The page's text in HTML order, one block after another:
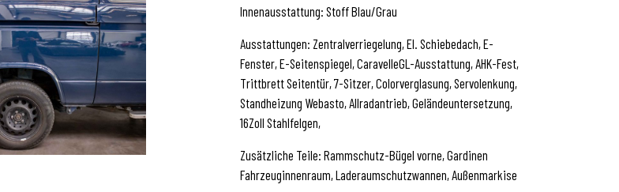
Innenausstattung: Stoff Blau/Grau
Ausstattungen: Zentralverriegelung, El. Schiebedach, E-
Fenster, E-Seitenspiegel, CaravelleGL-Ausstattung, AHK-Fest,
Trittbrett Seitentür, 7-Sitzer, Colorverglasung, Servolenkung,
Standheizung Webasto, Allradantrieb, Geländeuntersetzung,
16Zoll Stahlfelgen,
Zusätzliche Teile: Rammschutz-Bügel vorne, Gardinen
Fahrzeuginnenraum, Laderaumschutzwannen, Außenmarkise